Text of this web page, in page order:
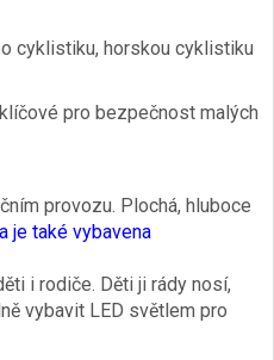
cyklistiku, horskou cyklistiku
pro bezpečnost malých
provozu. Plochá, hluboce
je také vybavena
i rodiče. Děti ji rády nosí,
vybavit LED světlem pro